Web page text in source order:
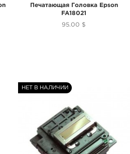
Печатающая Головка Epson
FA18021
95.00 $
НЕТ В НАЛИЧИИ